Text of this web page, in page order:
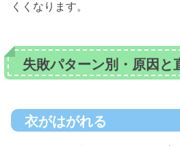
くくなります。
失敗パターン別・原因と
衣がはがれる